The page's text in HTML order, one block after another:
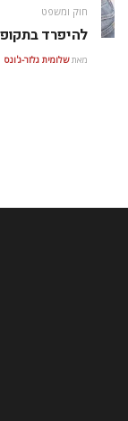
חוק ומשפט
להיפרד
מאת שלומית גלזר-ג'ונס